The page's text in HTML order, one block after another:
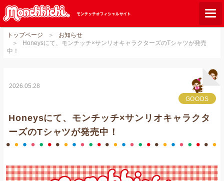
モンチッチとは？
ショップリスト
ダウンロード
トップページ
お知らせ
Honeysにて、モンチッチ×サンリオキャラクターズのTシャツが発売
中！
2026.05.28
GOODS
Honeysにて、モンチッチ×サンリオキャラクタ
ーズのTシャツが発売中！